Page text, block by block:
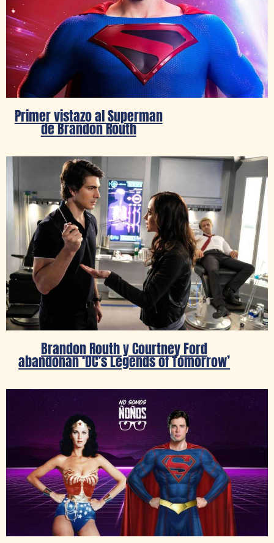
Primer vistazo al Superman
de Brandon Routh
Brandon Routh y Courtney Ford
abandonan ‘DC’s Legends of Tomorrow’